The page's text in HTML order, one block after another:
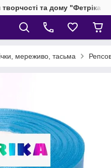
та дому "Фетріка"
мереживо, тасьма